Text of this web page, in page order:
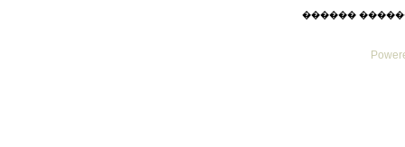
������ ������